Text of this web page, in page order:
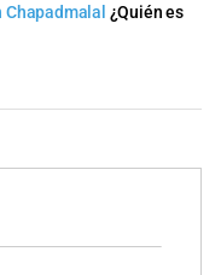
¿Quién es